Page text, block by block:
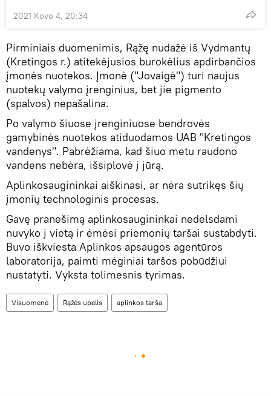
2021 Kovo 4, 20:34
Pirminiais duomenimis, Rąžę nudažė iš Vydmantų
(Kretingos r.) atitekėjusios burokėlius apdirbančios
įmonės nuotekos. Įmonė ("Jovaigė") turi naujus
nuotekų valymo įrenginius, bet jie pigmento
(spalvos) nepašalina.
Po valymo šiuose įrenginiuose bendrovės
gamybinės nuotekos atiduodamos UAB "Kretingos
vandenys". Pabrėžiama, kad šiuo metu raudono
vandens nebėra, išsiplovė į jūrą.
Aplinkosaugininkai aiškinasi, ar nėra sutrikęs šių
įmonių technologinis procesas.
Gavę pranešimą aplinkosaugininkai nedelsdami
nuvyko į vietą ir ėmėsi priemonių taršai sustabdyti.
Buvo iškviesta Aplinkos apsaugos agentūros
laboratorija, paimti mėginiai taršos pobūdžiui
nustatyti. Vyksta tolimesnis tyrimas.
Visuomenė Rąžės upelis aplinkos tarša